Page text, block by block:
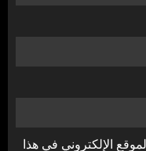
الإلكتروني في هذا